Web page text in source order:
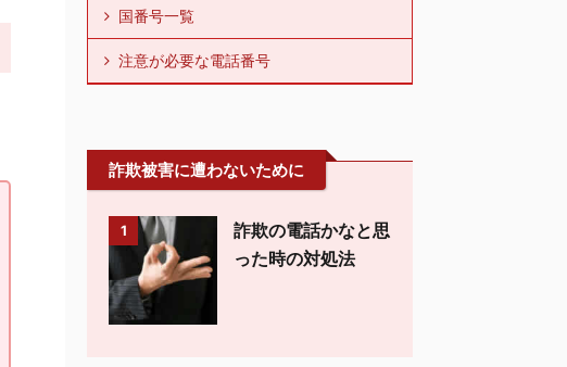
国番号一覧
注意が必要な電話番号
詐欺被害に遭わないために
1
詐欺の電話かなと思
った時の対処法